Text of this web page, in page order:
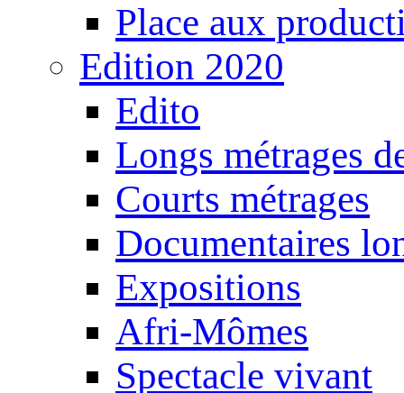
Place aux
Edition 2020
Edito
Longs métrages
Courts métrages
Documentaires
Expositions
Afri-Mômes
Spectacle vivant